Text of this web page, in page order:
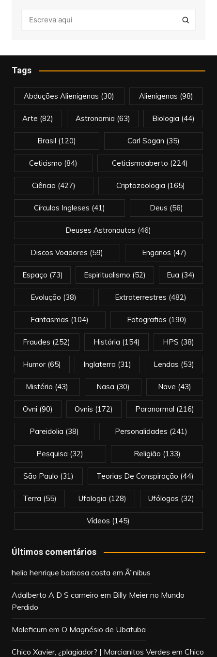
Tags
Abduções Alienígenas (30) Alienígenas (98)
Arte (82) Astronomia (63) Biologia (44)
Brasil (120) Carl Sagan (35)
Ceticismo (84) Ceticismoaberto (224)
Ciência (427) Criptozoologia (165)
Círculos Ingleses (41) Deus (56)
Deuses Astronautas (46)
Discos Voadores (59) Enganos (47)
Espaço (73) Espiritualismo (52) Eua (34)
Evolução (38) Extraterrestres (482)
Fantasmas (104) Fotografias (190)
Fraudes (252) História (154) HPS (38)
Humor(65) Inglaterra (31) Lendas (53)
Mistério (43) Nasa (30) Nave (43)
Ovni (90) Ovnis (172) Paranormal (216)
Pareidolia (38) Personalidades (241)
Pesquisa (32) Religião (133)
São Paulo (31) Teorias De Conspiração (44)
Terra (55) Ufologia (128) Ufólogos (32)
Vídeos (145)
Últimos comentários
helio henrique barbosa costa em Ã”nibus
Adalberto A D S carneiro em Billy Meier no Mundo
Perdido
Maleficum em O Magnésio de Ubatuba
Chico Xavier, ¿plagiador? | Marcianitos Verdes em Chico